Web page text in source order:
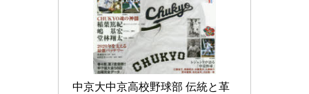
中京大中京高校野球部 伝統と革